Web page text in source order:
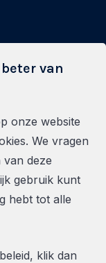
van
onze website
We vragen
van deze
gebruik kunt
hebt tot alle
klik dan